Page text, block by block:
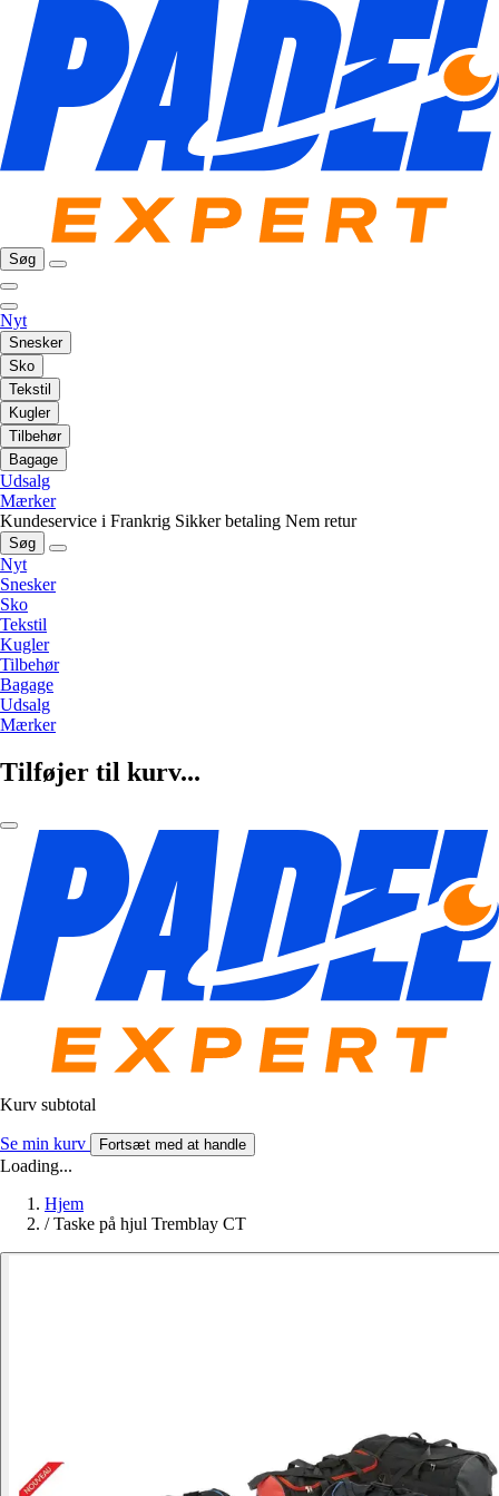
Søg
Nyt
Snesker
Sko
Tekstil
Kugler
Tilbehør
Bagage
Udsalg
Mærker
Kundeservice i Frankrig Sikker betaling Nem retur
Søg
Nyt
Snesker
Sko
Tekstil
Kugler
Tilbehør
Bagage
Udsalg
Mærker
Tilføjer til kurv...
Kurv subtotal
Se min kurv Fortsæt med at handle
Loading...
Hjem
/ Taske på hjul Tremblay CT